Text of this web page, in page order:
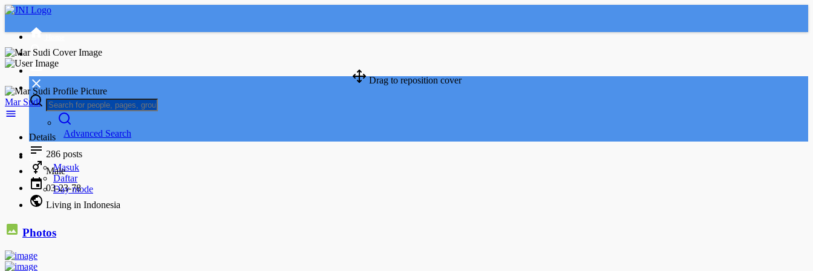
Advanced Search
Tamu
Masuk
Daftar
Day mode
Drag to reposition cover
Mar Sudi
Details
286 posts
Male
03-23-78
Living in Indonesia
Photos